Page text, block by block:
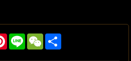
PinterestLine WeChat